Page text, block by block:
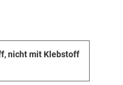
nicht mit Klebstoff